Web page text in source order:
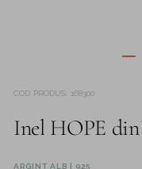
COD PRODUS 168300
Inel HOPE
ARGINT ALB | 925